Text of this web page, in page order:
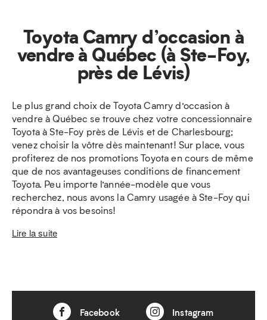
Toyota Camry d’occasion à
vendre à Québec (à Ste-Foy,
près de Lévis)
Le plus grand choix de Toyota Camry d’occasion à
vendre à Québec se trouve chez votre concessionnaire
Toyota à Ste-Foy près de Lévis et de Charlesbourg;
venez choisir la vôtre dès maintenant! Sur place, vous
profiterez de nos promotions Toyota en cours de même
que de nos avantageuses conditions de financement
Toyota. Peu importe l’année-modèle que vous
recherchez, nous avons la Camry usagée à Ste-Foy qui
répondra à vos besoins!
Lire la suite
Facebook Instagram